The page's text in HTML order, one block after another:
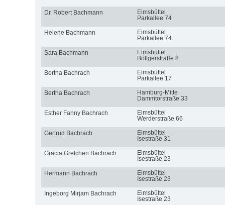
Dr. Robert Bachmann
Eimsbüttel
Parkallee 74
Helene Bachmann
Eimsbüttel
Parkallee 74
Sara Bachmann
Eimsbüttel
Böttgerstraße 8
Bertha Bachrach
Eimsbüttel
Parkallee 17
Bertha Bachrach
Hamburg-Mitte
Dammtorstraße 33
Esther Fanny Bachrach
Eimsbüttel
Werderstraße 66
Gertrud Bachrach
Eimsbüttel
Isestraße 31
Gracia Gretchen Bachrach
Eimsbüttel
Isestraße 23
Hermann Bachrach
Eimsbüttel
Isestraße 23
Ingeborg Mirjam Bachrach
Eimsbüttel
Isestraße 23